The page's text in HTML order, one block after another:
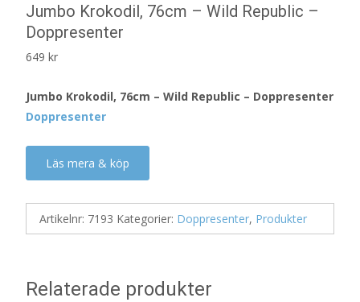
Jumbo Krokodil, 76cm – Wild Republic –
Doppresenter
649 kr
Jumbo Krokodil, 76cm – Wild Republic – Doppresenter
Doppresenter
Läs mera & köp
Artikelnr: 7193 Kategorier: Doppresenter, Produkter
Relaterade produkter